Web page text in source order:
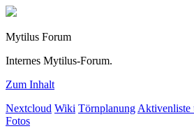
Mytilus Forum
Internes Mytilus-Forum.
Zum Inhalt
Nextcloud Wiki Törnplanung Aktivenliste
Fotos